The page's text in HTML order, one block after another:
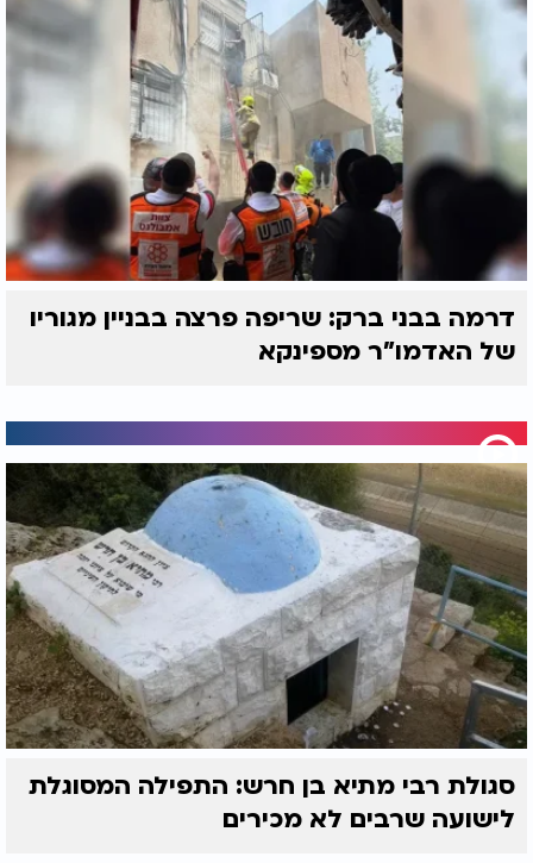
דרמה בבני ברק: שריפה פרצה בבניין מגוריו
של האדמו"ר מספינקא
סגולת רבי מתיא בן חרש: התפילה המסוגלת
לישועה שרבים לא מכירים